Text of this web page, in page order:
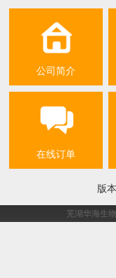
公司简介
在线订单
版
芜湖华海生